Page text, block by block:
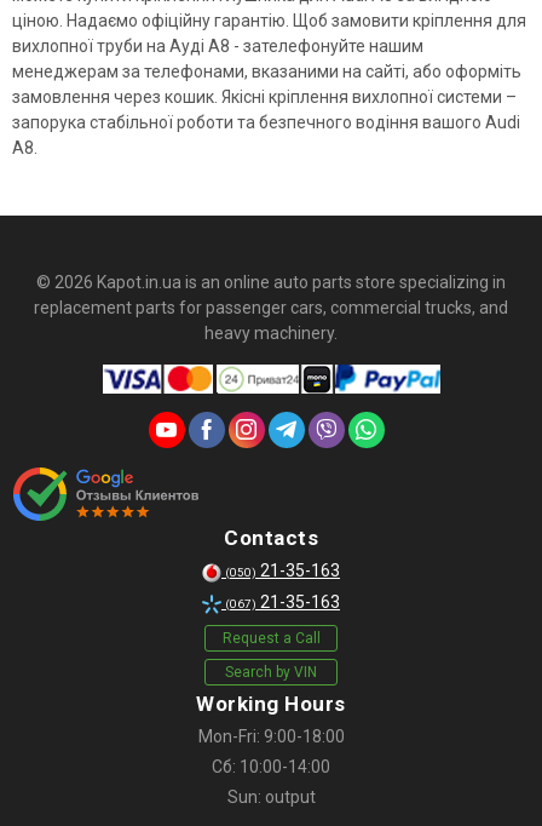
ціною. Надаємо офіційну гарантію. Щоб замовити кріплення для
вихлопної труби на Ауді А8 - зателефонуйте нашим
менеджерам за телефонами, вказаними на сайті, або оформіть
замовлення через кошик. Якісні кріплення вихлопної системи –
запорука стабільної роботи та безпечного водіння вашого Audi
A8.
© 2026 Kapot.in.ua is an online auto parts store specializing in
replacement parts for passenger cars, commercial trucks, and
heavy machinery.
Contacts
(050) 21-35-163
(067) 21-35-163
Request a Call
Search by VIN
Working Hours
Mon-Fri: 9:00-18:00
Сб: 10:00-14:00
Sun: output